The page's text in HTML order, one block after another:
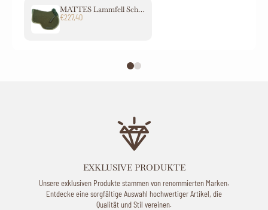
MATTES Lammfell Schabracke Springen Chord Eurofit-Form
€227,40
EXKLUSIVE PRODUKTE
Unsere exklusiven Produkte stammen von renommierten Marken.
Entdecke eine sorgfältige Auswahl hochwertiger Artikel, die
Qualität und Stil vereinen.